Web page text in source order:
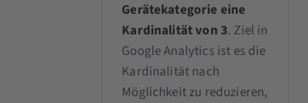
Gerätekategorie eine
Kardinalität von 3. Ziel in
Google Analytics ist es die
Kardinalität nach
Möglichkeit zu reduzieren,